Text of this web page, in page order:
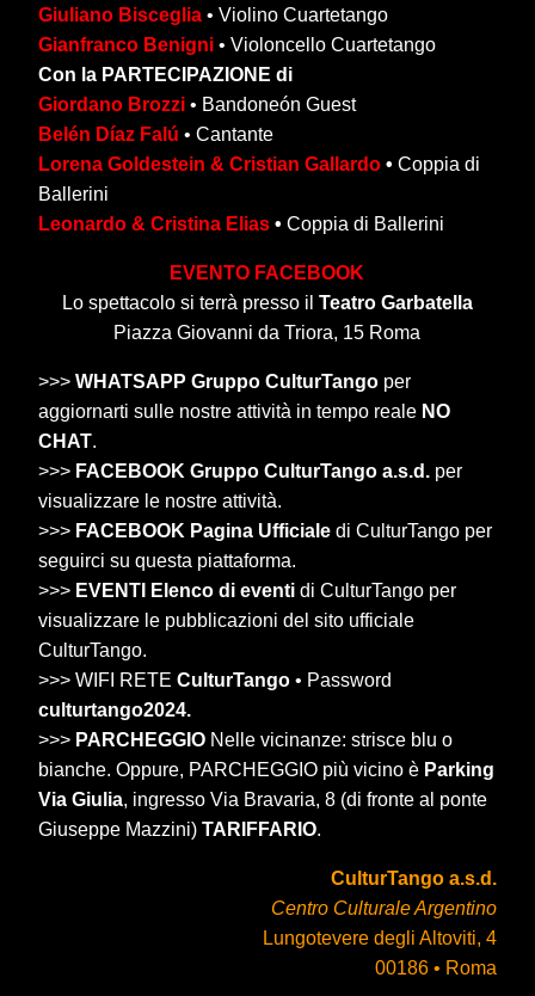
Giuliano Bisceglia • Violino Cuartetango
Gianfranco Benigni • Violoncello Cuartetango
Con la PARTECIPAZIONE di
Giordano Brozzi• Bandoneón Guest
Belén Díaz Falú • Cantante
Lorena Goldestein & Cristian Gallardo •Coppia di
Ballerini
Leonardo & Cristina Elias •Coppia di Ballerini
EVENTO FACEBOOK
Lo spettacolo si terrà presso il Teatro Garbatella
Piazza Giovanni da Triora, 15 Roma
>>>WHATSAPP Gruppo CulturTango per
aggiornarti sulle nostre attività in tempo reale NO
CHAT.
>>> FACEBOOK Gruppo CulturTango a.s.d. per
visualizzare le nostre attività.
>>> FACEBOOK Pagina Ufficiale di CulturTango per
seguirci su questa piattaforma.
>>> EVENTI Elenco di eventi di CulturTango per
visualizzare le pubblicazioni del sito ufficiale
CulturTango.
>>> WIFI RETECulturTango • Password
culturtango2024.
>>> PARCHEGGIO Nelle vicinanze: strisce blu o
bianche. Oppure, PARCHEGGIO più vicino è Parking
Via Giulia, ingresso Via Bravaria, 8 (di fronte al ponte
Giuseppe Mazzini)TARIFFARIO.
CulturTango a.s.d.
Centro Culturale Argentino
Lungotevere degli Altoviti, 4
00186 • Roma